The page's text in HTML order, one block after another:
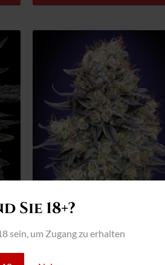
Sie 18+?
sein, um Zugang zu erhalten
Wunschzettel
hinzufügen